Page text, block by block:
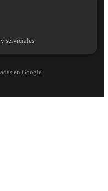
serviciales.
en Google